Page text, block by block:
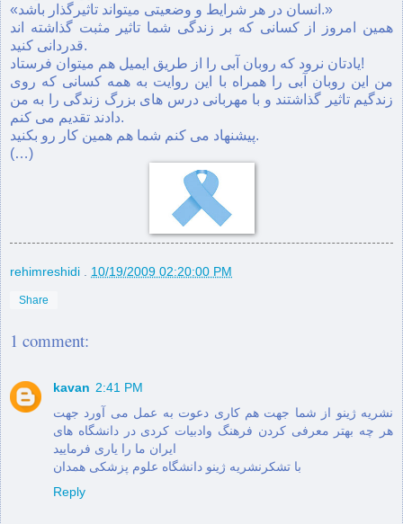
«انسان در هر شرایط و وضعیتى میتواند تاثیرگذار باشد.»
همین امروز از کسانی که بر زندگی شما تاثیر مثبت گذاشته اند
قدردانی کنید.
یادتان نرود که روبان آبی را از طریق ایمیل هم میتوان فرستاد!
من این روبان آبی را همراه با این روایت به همه کسانی که روی
زندگیم تاثیر گذاشتند و با مهربانی درس های بزرگ زندگی را به من
دادند تقدیم می کنم.
پیشنهاد می کنم شما هم همین کار رو بکنید.
(…)
rehimreshidi 10/19/2009 02:20:00 PM
Share
1 comment:
kavan 2:41 PM
نشریه ژینو از شما جهت هم کاری دعوت به عمل می آورد جهت
هر چه بهتر معرفی کردن فرهنگ وادبیات کردی در دانشگاه های
ایران ما را یاری فرمایید
با تشکرنشریه ژینو دانشگاه علوم پزشکی همدان
Reply